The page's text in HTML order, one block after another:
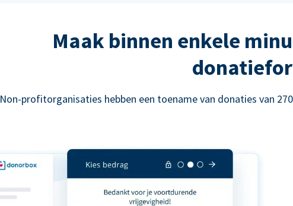
Maak binnen enkele
Non-profitorganisaties hebben een toename van donaties van